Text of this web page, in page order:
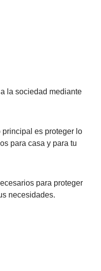
la sociedad mediante
es proteger lo
para casa y para tu
para proteger
necesidades.